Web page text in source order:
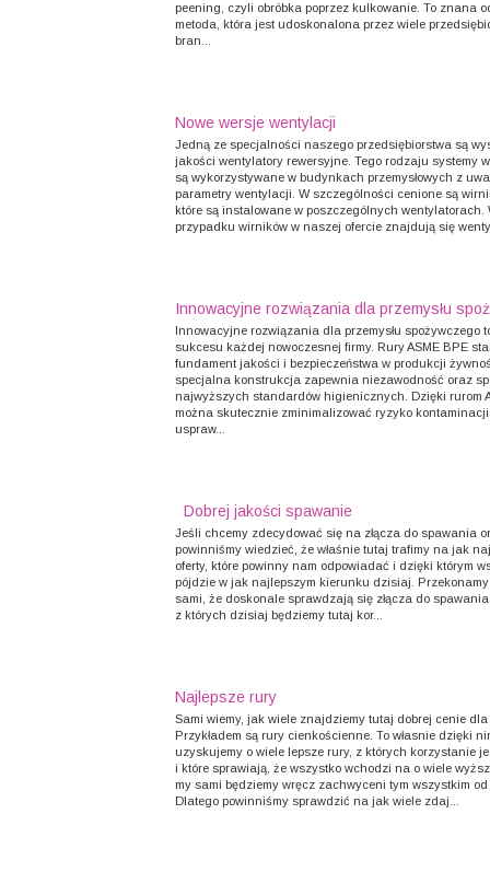
peening, czyli obróbka poprzez kulkowanie. To znana
metoda, która jest udoskonalona przez wiele
bran...
Nowe wersje wentylacji
Jedną ze specjalności naszego przedsiębiorstwa są
jakości wentylatory rewersyjne. Tego rodzaju systemy
są wykorzystywane w budynkach przemysłowych z
parametry wentylacji. W szczególności cenione są
które są instalowane w poszczególnych wentylatorach.
przypadku wirników w naszej ofercie znajdują się
Innowacyjne rozwiązania dla przemysłu
Innowacyjne rozwiązania dla przemysłu spożywczego
sukcesu każdej nowoczesnej firmy. Rury ASME BPE
fundament jakości i bezpieczeństwa w produkcji
specjalna konstrukcja zapewnia niezawodność oraz
najwyższych standardów higienicznych. Dzięki rurom
można skutecznie zminimalizować ryzyko
uspraw...
Dobrej jakości spawanie
Jeśli chcemy zdecydować się na złącza do spawania
powinniśmy wiedzieć, że właśnie tutaj trafimy na jak
oferty, które powinny nam odpowiadać i dzięki którym
pójdzie w jak najlepszym kierunku dzisiaj.
sami, że doskonale sprawdzają się złącza do
z których dzisiaj będziemy tutaj kor...
Najlepsze rury
Sami wiemy, jak wiele znajdziemy tutaj dobrej cenie dla
Przykładem są rury cienkościenne. To własnie dzięki
uzyskujemy o wiele lepsze rury, z których korzystanie
i które sprawiają, że wszystko wchodzi na o wiele
my sami będziemy wręcz zachwyceni tym wszystkim
Dlatego powinniśmy sprawdzić na jak wiele zdaj...